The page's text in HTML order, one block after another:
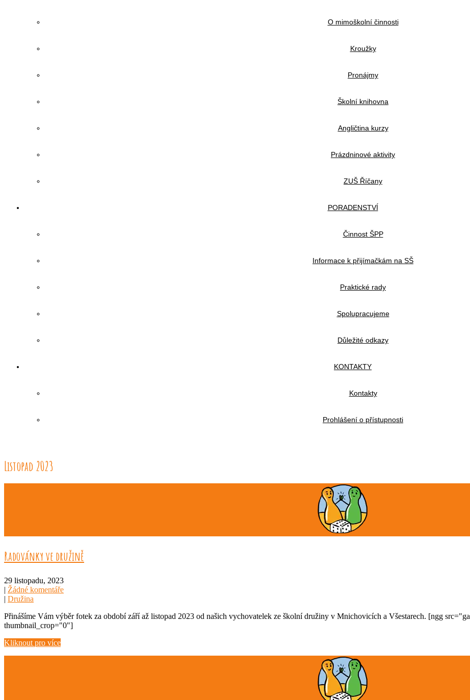
O mimoškolní činnosti
Kroužky
Pronájmy
Školní knihovna
Angličtina kurzy
Prázdninové aktivity
ZUŠ Říčany
PORADENSTVÍ
Činnost ŠPP
Informace k přijímačkám na SŠ
Praktické rady
Spolupracujeme
Důležité odkazy
KONTAKTY
Kontakty
Prohlášení o přístupnosti
Listopad 2023
Radovánky ve družině
29 listopadu, 2023
| Žádné komentáře
| Družina
Přinášíme Vám výběr fotek za období září až listopad 2023 od našich vychovatelek ze školní družiny v Mnichovicích a Všestarech. [ngg
thumbnail_crop="0"]
Kliknout pro více